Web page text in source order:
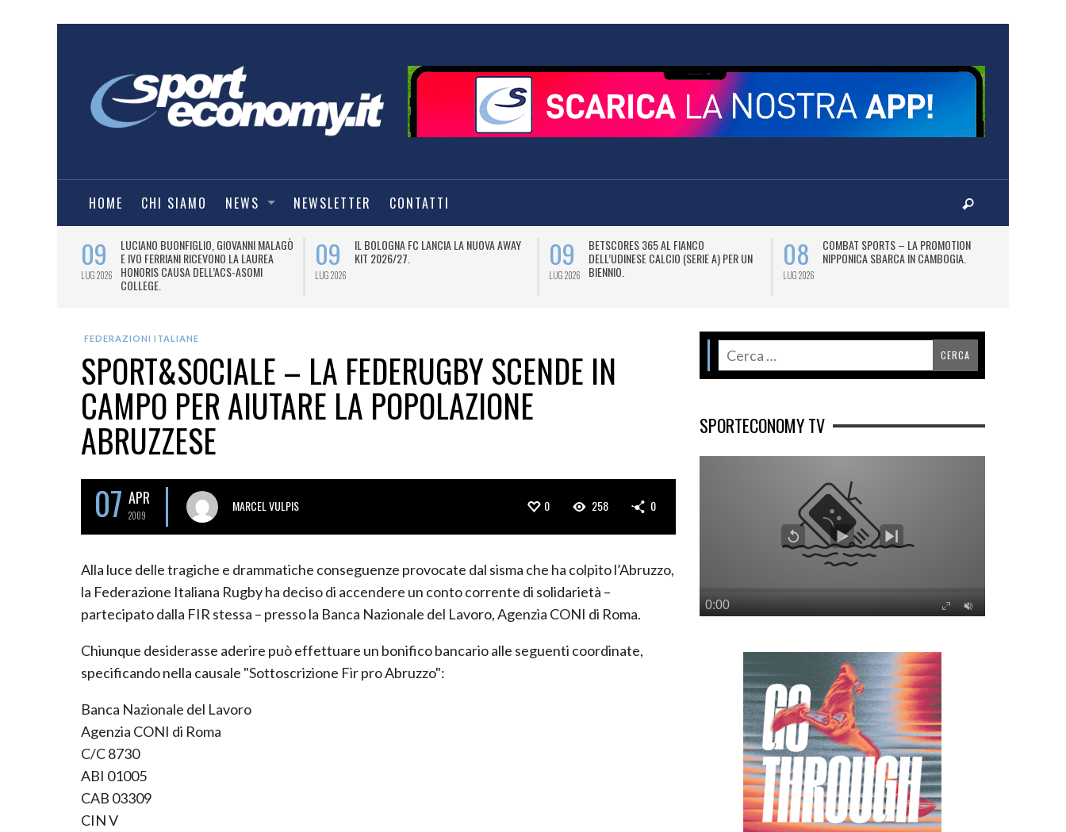
HOME CHI SIAMO NEWS NEWSLETTER CONTATTI
09
LUG 2026
LUCIANO BUONFIGLIO, GIOVANNI MALAGÒ
E IVO FERRIANI RICEVONO LA LAUREA
HONORIS CAUSA DELL’ACS-ASOMI
COLLEGE.
09
LUG 2026
IL BOLOGNA FC LANCIA LA NUOVA AWAY
KIT 2026/27.
09
LUG 2026
BETSCORES 365 AL FIANCO
DELL’UDINESE CALCIO (SERIE A) PER UN
BIENNIO.
08
LUG 2026
COMBAT SPORTS – LA PROMOTION
NIPPONICA SBARCA IN CAMBOGIA.
FEDERAZIONI ITALIANE
SPORT&SOCIALE – LA FEDERUGBY SCENDE IN
CAMPO PER AIUTARE LA POPOLAZIONE
ABRUZZESE
07 APR
2009
MARCEL VULPIS 0 258 0
Alla luce delle tragiche e drammatiche conseguenze provocate dal sisma che ha colpito l’Abruzzo,
la Federazione Italiana Rugby ha deciso di accendere un conto corrente di solidarietà –
partecipato dalla FIR stessa – presso la Banca Nazionale del Lavoro, Agenzia CONI di Roma.
Chiunque desiderasse aderire può effettuare un bonifico bancario alle seguenti coordinate,
specificando nella causale "Sottoscrizione Fir pro Abruzzo":
Banca Nazionale del Lavoro
Agenzia CONI di Roma
C/C 8730
ABI 01005
CAB 03309
CIN V
SPORTECONOMY TV